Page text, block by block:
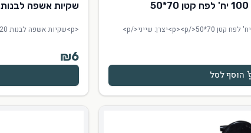
הוסף לסל
שקיות אשפה לבנות 20 יח' לפח קטן 70*50
<p>שקיות אשפה לבנות 20 יח' לפח קטן 70*50</p><p>יצרן: שייני</p>
₪6